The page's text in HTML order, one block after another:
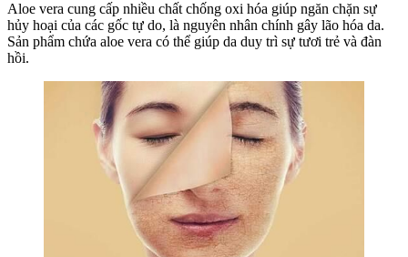
Aloe vera cung cấp nhiều chất chống oxi hóa giúp ngăn chặn sự
hủy hoại của các gốc tự do, là nguyên nhân chính gây lão hóa da.
Sản phẩm chứa aloe vera có thể giúp da duy trì sự tươi trẻ và đàn
hồi.